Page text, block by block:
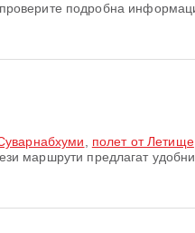
полет от Летище
маршрути предлагат удобни